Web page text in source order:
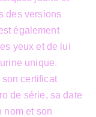
des versions
également
yeux et de lui
unique.
certificat
de série, sa date
nom et son